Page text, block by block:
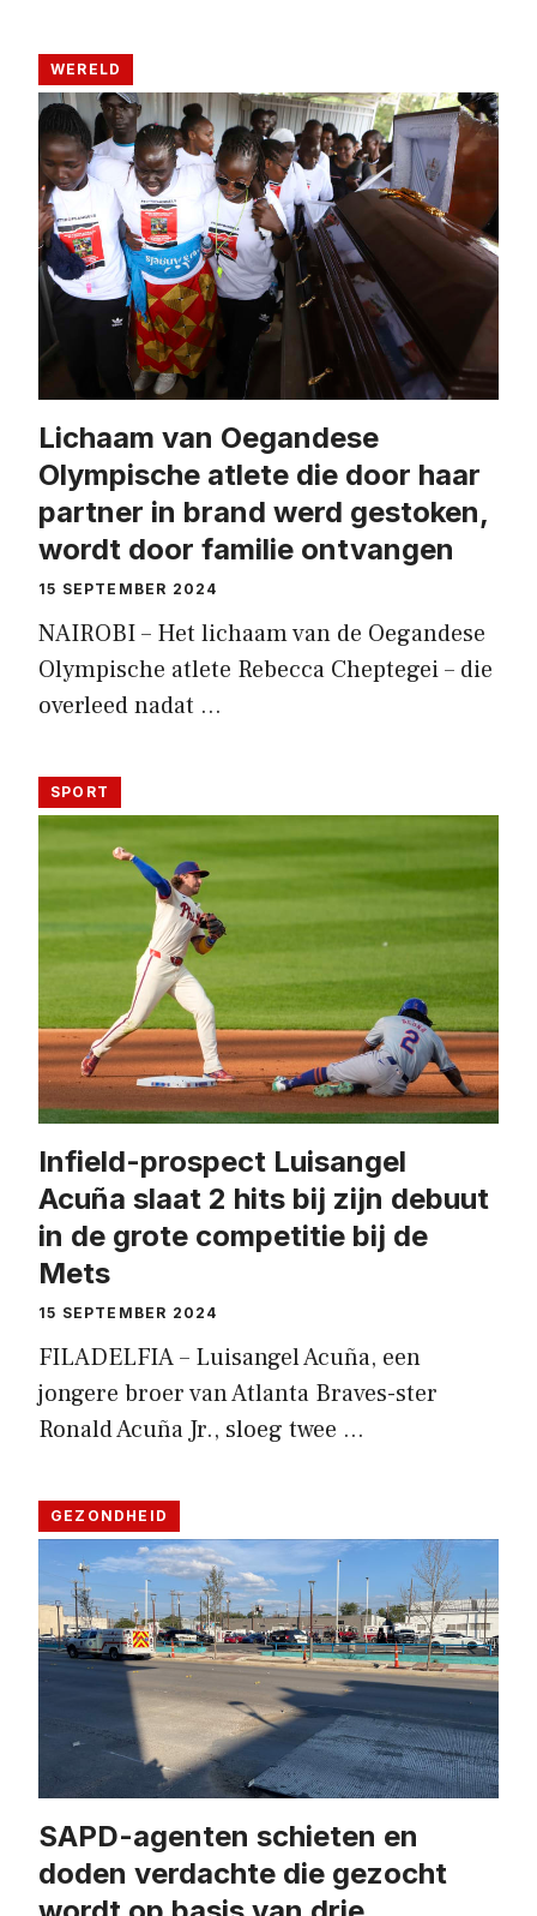
WERELD
Lichaam van Oegandese
Olympische atlete die door haar
partner in brand werd gestoken,
wordt door familie ontvangen
15 SEPTEMBER 2024
NAIROBI – Het lichaam van de Oegandese
Olympische atlete Rebecca Cheptegei – die
overleed nadat …
SPORT
Infield-prospect Luisangel
Acuña slaat 2 hits bij zijn debuut
in de grote competitie bij de
Mets
15 SEPTEMBER 2024
FILADELFIA – Luisangel Acuña, een
jongere broer van Atlanta Braves-ster
Ronald Acuña Jr., sloeg twee …
GEZONDHEID
SAPD-agenten schieten en
doden verdachte die gezocht